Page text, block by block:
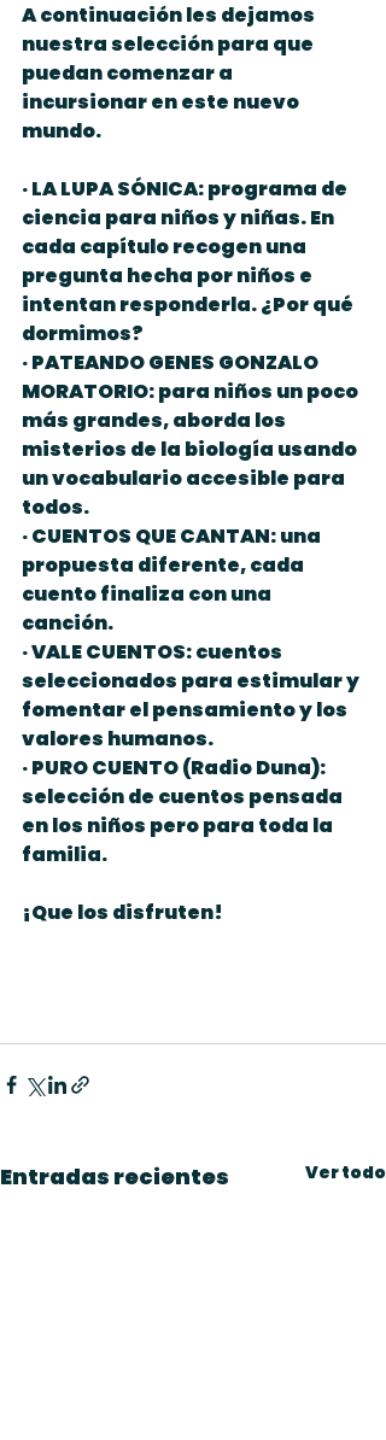
A continuación les dejamos
nuestra selección para que
puedan comenzar a
incursionar en este nuevo
mundo.
· LA LUPA SÓNICA: programa de
ciencia para niños y niñas. En
cada capítulo recogen una
pregunta hecha por niños e
intentan responderla. ¿Por qué
dormimos?
· PATEANDO GENES GONZALO
MORATORIO: para niños un poco
más grandes, aborda los
misterios de la biología usando
un vocabulario accesible para
todos.
· CUENTOS QUE CANTAN: una
propuesta diferente, cada
cuento finaliza con una
canción.
· VALE CUENTOS: cuentos
seleccionados para estimular y
fomentar el pensamiento y los
valores humanos.
· PURO CUENTO (Radio Duna):
selección de cuentos pensada
en los niños pero para toda la
familia.
¡Que los disfruten!
Entradas recientes Ver todo